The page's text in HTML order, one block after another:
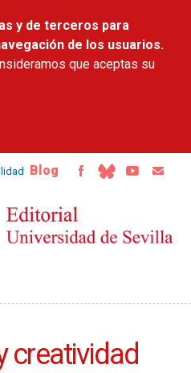
y de terceros para
de los usuarios.
que aceptas su
Blog
creatividad